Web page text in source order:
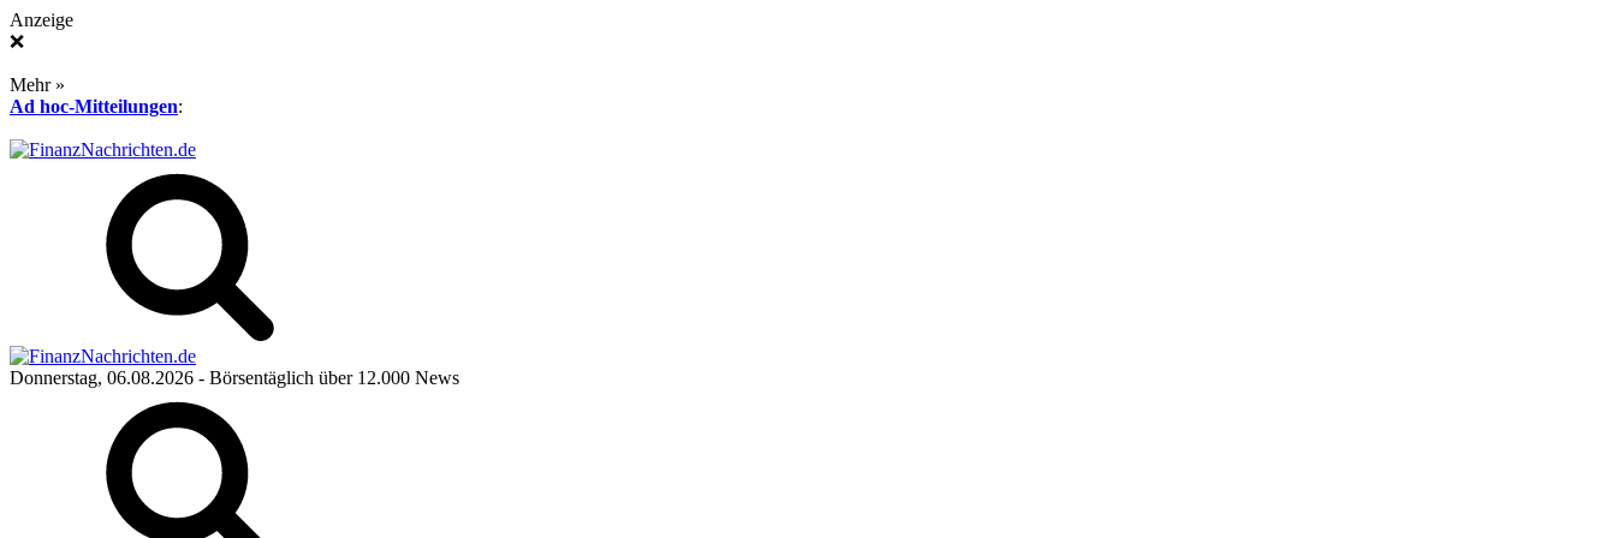
Anzeige
❌
Mehr »
Ad hoc-Mitteilungen:
Donnerstag, 06.08.2026 - Börsentäglich über 12.000 News